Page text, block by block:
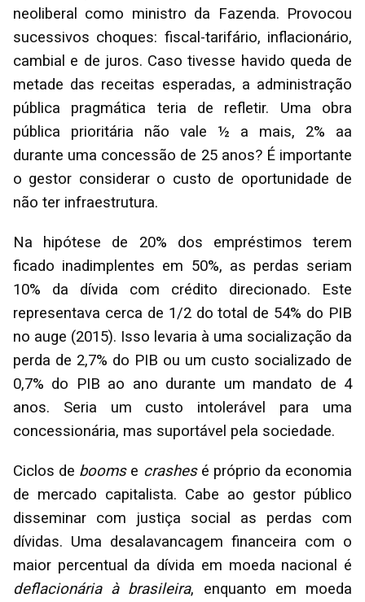
neoliberal como ministro da Fazenda. Provocou
sucessivos choques: fiscal-tarifário, inflacionário,
cambial e de juros. Caso tivesse havido queda de
metade das receitas esperadas, a administração
pública pragmática teria de refletir. Uma obra
pública prioritária não vale ½ a mais, 2% aa
durante uma concessão de 25 anos? É importante
o gestor considerar o custo de oportunidade de
não ter infraestrutura.
Na hipótese de 20% dos empréstimos terem
ficado inadimplentes em 50%, as perdas seriam
10% da dívida com crédito direcionado. Este
representava cerca de 1/2 do total de 54% do PIB
no auge (2015). Isso levaria à uma socialização da
perda de 2,7% do PIB ou um custo socializado de
0,7% do PIB ao ano durante um mandato de 4
anos. Seria um custo intolerável para uma
concessionária, mas suportável pela sociedade.
Ciclos de boomse crashesé próprio da economia
de mercado capitalista. Cabe ao gestor público
disseminar com justiça social as perdas com
dívidas. Uma desalavancagem financeira com o
maior percentual da dívida em moeda nacional é
deflacionária à brasileira, enquanto em moeda